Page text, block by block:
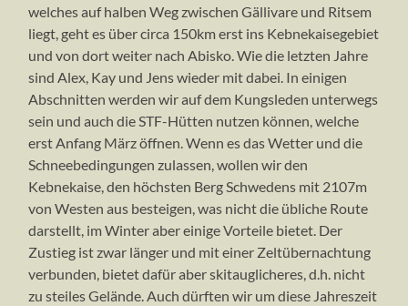
welches auf halben Weg zwischen Gällivare und Ritsem
liegt, geht es über circa 150km erst ins Kebnekaisegebiet
und von dort weiter nach Abisko. Wie die letzten Jahre
sind Alex, Kay und Jens wieder mit dabei. In einigen
Abschnitten werden wir auf dem Kungsleden unterwegs
sein und auch die STF-Hütten nutzen können, welche
erst Anfang März öffnen. Wenn es das Wetter und die
Schneebedingungen zulassen, wollen wir den
Kebnekaise, den höchsten Berg Schwedens mit 2107m
von Westen aus besteigen, was nicht die übliche Route
darstellt, im Winter aber einige Vorteile bietet. Der
Zustieg ist zwar länger und mit einer Zeltübernachtung
verbunden, bietet dafür aber skitauglicheres, d.h. nicht
zu steiles Gelände. Auch dürften wir um diese Jahreszeit